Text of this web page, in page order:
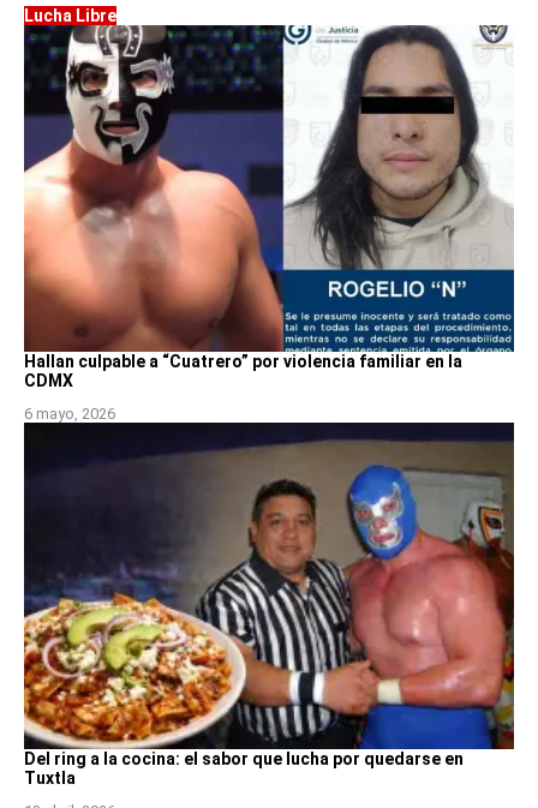
Lucha Libre
Hallan culpable a “Cuatrero” por violencia familiar en la
CDMX
6 mayo, 2026
Del ring a la cocina: el sabor que lucha por quedarse en
Tuxtla